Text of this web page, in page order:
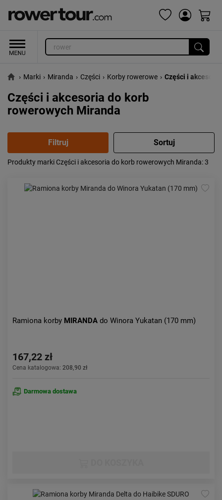
› Marki › Miranda › Części › Korby rowerowe › Części i
Części i akcesoria do korb
rowerowych Miranda
Popularność:
największa
od najwyższej
Produkty marki Części i akcesoria do korb rowerowych Miranda: 3
Ramiona korby MIRANDA do Winora Yukatan (170 mm)
167,22 zł
Cena katalogowa: 208,90 zł
Darmowa dostawa